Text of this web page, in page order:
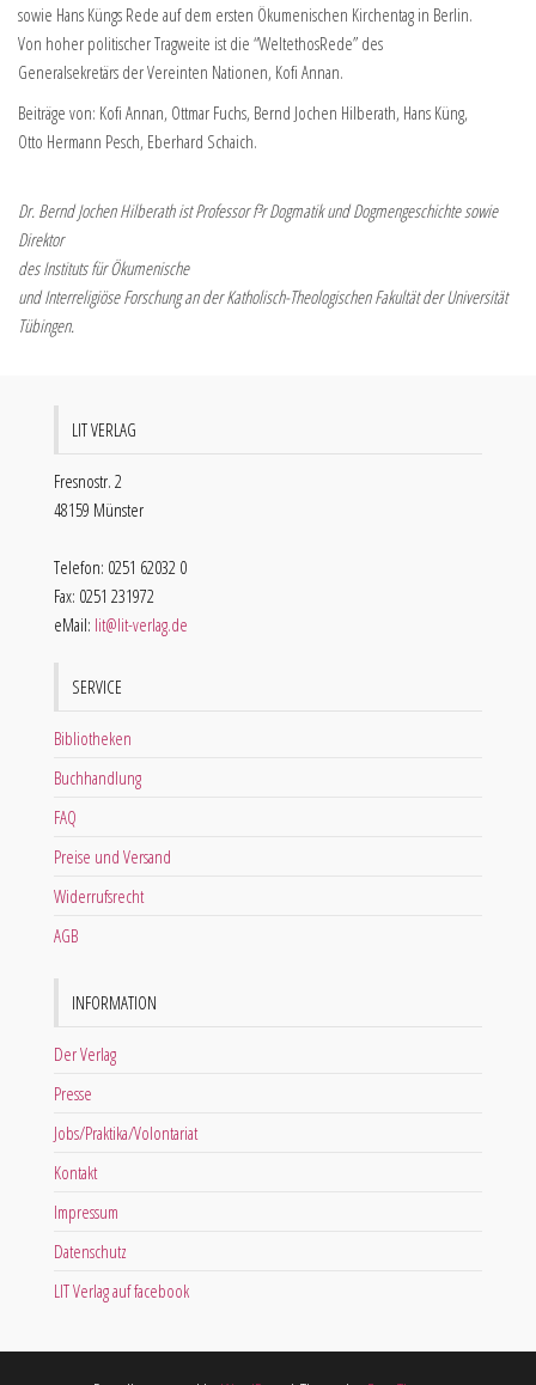
sowie Hans Küngs Rede auf dem ersten Ökumenischen Kirchentag in Berlin.
Von hoher politischer Tragweite ist die “WeltethosRede” des
Generalsekretärs der Vereinten Nationen, Kofi Annan.
Beiträge von: Kofi Annan, Ottmar Fuchs, Bernd Jochen Hilberath, Hans Küng,
Otto Hermann Pesch, Eberhard Schaich.
Dr. Bernd Jochen Hilberath ist Professor f³r Dogmatik und Dogmengeschichte sowie
Direktor
des Instituts für Ökumenische
und Interreligiöse Forschung an der Katholisch-Theologischen Fakultät der Universität
Tübingen.
LIT VERLAG
Fresnostr. 2
48159 Münster
Telefon: 0251 62032 0
Fax: 0251 231972
eMail: lit@lit-verlag.de
SERVICE
Bibliotheken
Buchhandlung
FAQ
Preise und Versand
Widerrufsrecht
AGB
INFORMATION
Der Verlag
Presse
Jobs/Praktika/Volontariat
Kontakt
Impressum
Datenschutz
LIT Verlag auf facebook